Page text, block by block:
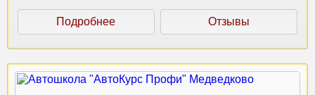
Подробнее Отзывы